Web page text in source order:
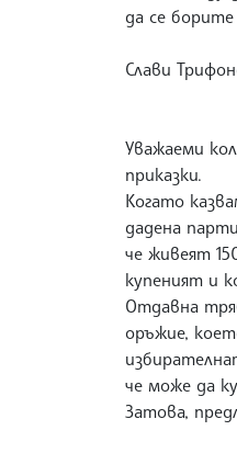
да се
Слави
Уважаеми
приказки.
Когато
дадена
че живеят
купеният и
Отдавна
оръжие,
че може да
Затова,